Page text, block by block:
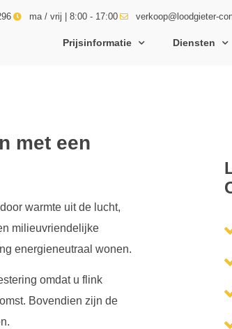
ma / vrij | 8:00 - 17:00 verkoop@loodgieter-
Prijsinformatie Diensten
met een
warmte uit de lucht,
milieuvriendelijke
energieneutraal wonen.
omdat u flink
Bovendien zijn de